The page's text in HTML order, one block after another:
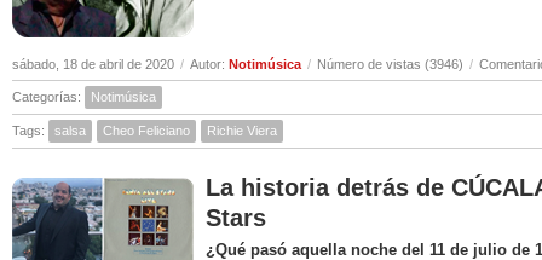
sábado, 18 de abril de 2020 / Autor: Notimúsica / Número de vistas (3946) /
Categorías: Notimúsica
Tags: salsa Cheo Feliciano Richie Viera
La historia detrás de
Stars
¿Qué pasó aquella noche del 11 de julio de